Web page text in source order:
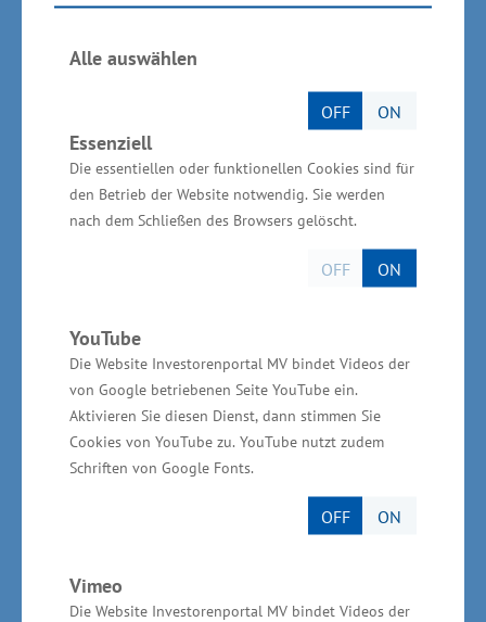
Alle auswählen
OFF ON
Essenziell
Die essentiellen oder funktionellen Cookies sind für
den Betrieb der Website notwendig. Sie werden
nach dem Schließen des Browsers gelöscht.
OFF ON
YouTube
Die Website Investorenportal MV bindet Videos der
von Google betriebenen Seite YouTube ein.
Aktivieren Sie diesen Dienst, dann stimmen Sie
Cookies von YouTube zu. YouTube nutzt zudem
Schriften von Google Fonts.
OFF ON
Vimeo
Die Website Investorenportal MV bindet Videos der
zwischen Deutschland und Dänemark
ermöglicht werden. Das ist auch für
Mecklenburg-Vorpommern ein wichtiges
Thema“, sagte Meyer.
Die Unternehmen 50Hertz und Energinet
Kooperationsvertrag unterzeichnet. Kernstück
Kilometer lange Gleichstromverbindung
zwischen Dänemark und Deutschland. Sie wird
von Bornholm aus Richtung Westen zur
dänischen Insel Seeland führen und Richtung
Südwesten nach Deutschland zur Küste von
Mecklenburg-Vorpommern. Die Verbindung soll
den Strom transportieren, der in Windparks mit
einer Kapazität von 2.000 Megawatt vor der
Küste von Bornholm in dänischen Gewässern